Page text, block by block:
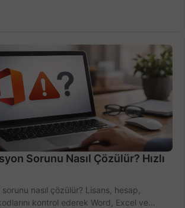
Sorunu Nasıl Çözülür? Hızlı
nasıl çözülür? Lisans, hesap,
kontrol ederek Word, Excel ve